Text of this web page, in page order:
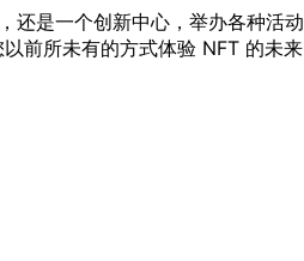
还是一个创新中心，举办各种活
前所未有的方式体验 NFT 的未